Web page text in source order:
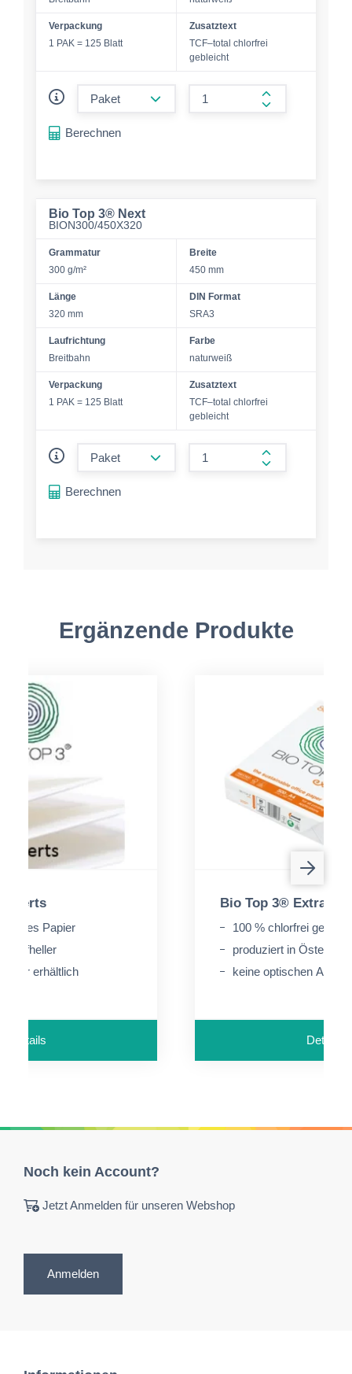
Verpackung
1 PAK = 125 Blatt
Zusatztext
TCF–total chlorfrei
gebleicht
form.increase-
Berechnen
Bio Top 3® Next
BION300/450X320
Grammatur
300 g/m²
Breite
450 mm
Länge
320 mm
DIN Format
SRA3
Laufrichtung
Breitbahn
Farbe
naturweiß
Verpackung
1 PAK = 125 Blatt
Zusatztext
TCF–total chlorfrei
gebleicht
form.increase-
Berechnen
Ergänzende Produkte
Papier
Aufheller
erhältlich
Details
Bio Top 3® Extra
100 % chlorfrei
produziert in Österreich
keine optischen
Details
Noch kein Account?
Jetzt Anmelden für unseren Webshop
Anmelden